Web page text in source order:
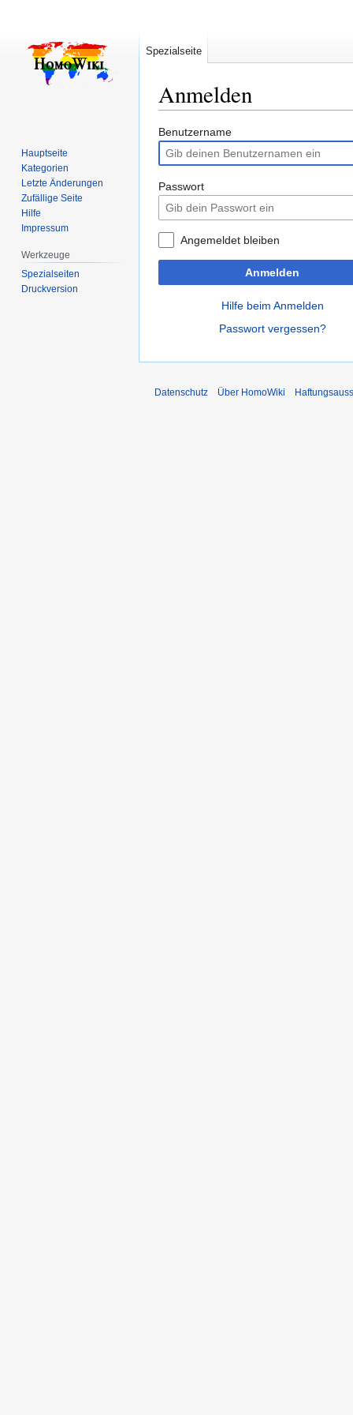
Anmelden
Zur
Navigation
springen
Zur
Suche
springen
Benutzername
Passwort
Angemeldet bleiben
Anmelden
Hilfe beim Anmelden
Passwort vergessen?
Spezialseite
Hauptseite
Kategorien
Letzte Änderungen
Zufällige Seite
Hilfe
Impressum
Werkzeuge
Spezialseiten
Druckversion
Datenschutz Über HomoWiki